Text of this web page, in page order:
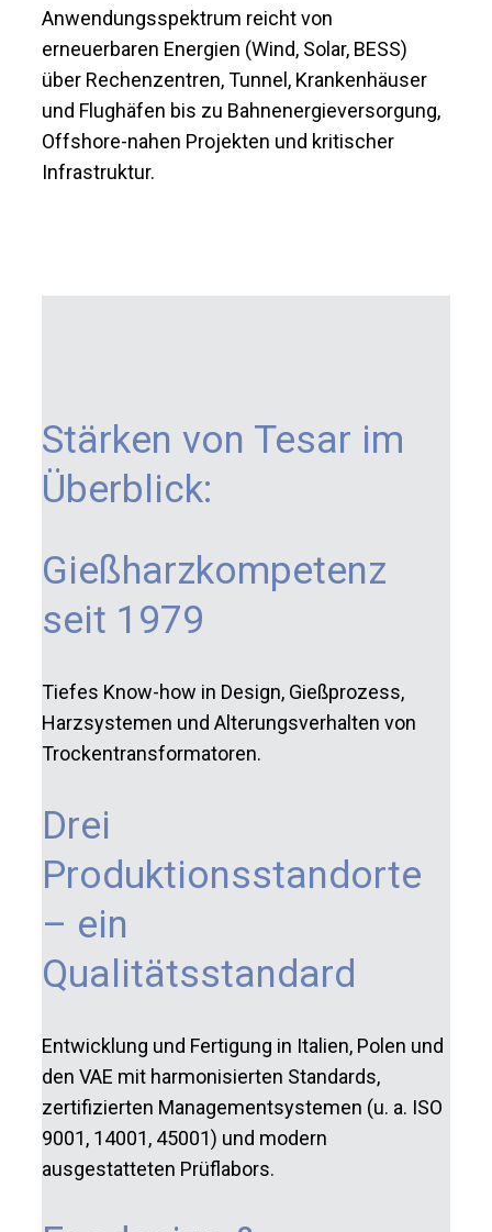
Anwendungsspektrum reicht von
erneuerbaren Energien (Wind, Solar, BESS)
über Rechenzentren, Tunnel, Krankenhäuser
und Flughäfen bis zu Bahnenergieversorgung,
Offshore-nahen Projekten und kritischer
Infrastruktur.
Stärken von Tesar im
Überblick:
Gießharzkompetenz
seit 1979
Tiefes Know-how in Design, Gießprozess,
Harzsystemen und Alterungsverhalten von
Trockentransformatoren.
Drei
Produktionsstandorte
– ein
Qualitätsstandard
Entwicklung und Fertigung in Italien, Polen und
den VAE mit harmonisierten Standards,
zertifizierten Managementsystemen (u. a. ISO
9001, 14001, 45001) und modern
ausgestatteten Prüflabors.